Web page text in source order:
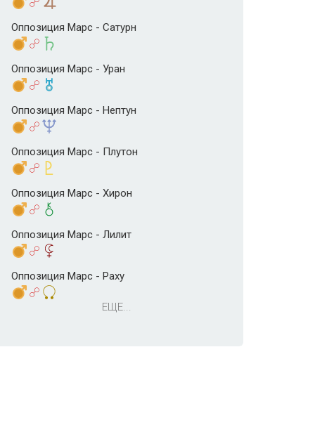
Оппозиция Марс - Сатурн
Оппозиция Марс - Уран
Оппозиция Марс - Нептун
Оппозиция Марс - Плутон
Оппозиция Марс - Хирон
Оппозиция Марс - Лилит
Оппозиция Марс - Раху
ЕЩЕ...